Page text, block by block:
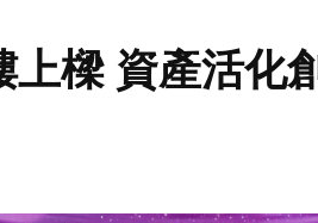
樑 資產活化